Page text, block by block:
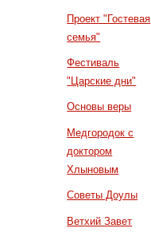
Проект "Гостевая
семья"
Фестиваль
"Царские дни"
Основы веры
Медгородок с
доктором
Хлыновым
Советы Доулы
Ветхий Завет